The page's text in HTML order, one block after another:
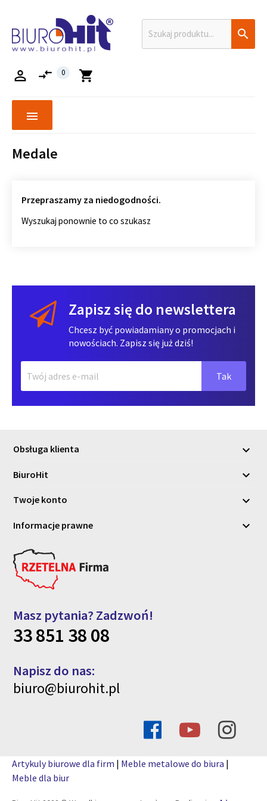

shopping_cart
compare_arrows 0

menu
Medale
Przepraszamy za niedogodności.
Wyszukaj ponownie to co szukasz
Zapisz się do newslettera
Chcesz być powiadamiany o promocjach i
nowościach. Zapisz się już dziś!
Obsługa klienta 
BiuroHit 
Twoje konto 
Informacje prawne 
Masz pytania? Zadzwoń!
33 851 38 08
Napisz do nas:
biuro@biurohit.pl
Artykuly biurowe dla firm | Meble metalowe do biura |
Meble dla biur